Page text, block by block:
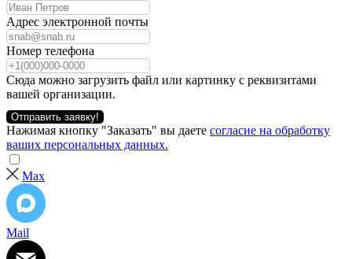
Адрес электронной почты
Номер телефона
Сюда можно загрузить файл или картинку с реквизитами
вашей организации.
Отправить заявку!
Нажимая кнопку "Заказать" вы даете согласие на обработку
ваших персональных данных.
Max
Mail